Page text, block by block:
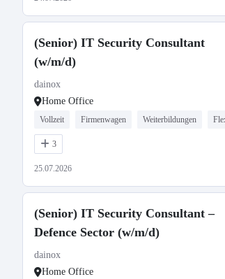
(Senior) IT Security Consultant
(w/m/d)
dainox
Home Office
Vollzeit Firmenwagen Weiterbildungen
3
25.07.2026
(Senior) IT Security Consultant –
Defence Sector (w/m/d)
dainox
Home Office